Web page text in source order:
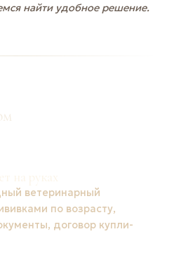
найти удобное решение.
ветеринарный
по возрасту,
договор купли-